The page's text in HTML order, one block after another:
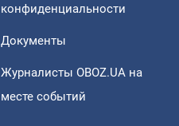
конфиденциальности
Документы
Журналисты OBOZ.UA на
месте событий